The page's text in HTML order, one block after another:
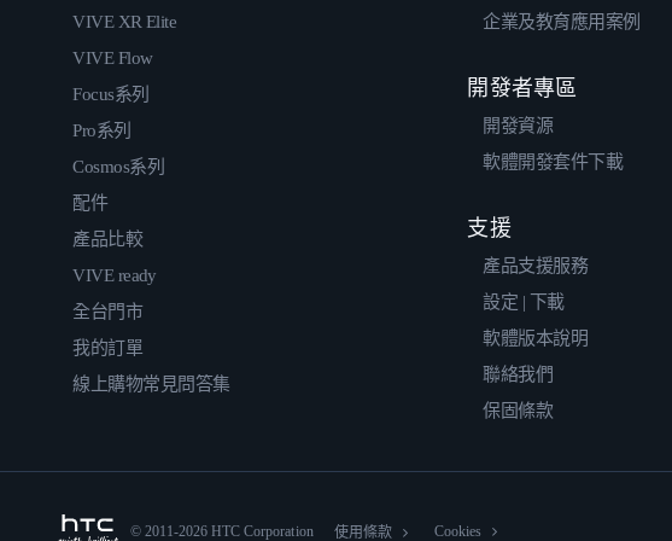
VIVE XR Elite
VIVE Flow
Focus系列
Pro系列
Cosmos系列
配件
產品比較
VIVE ready
全台門市
我的訂單
線上購物常見問答集
企業及教育應用案例
開發者專區
開發資源
軟體開發套件下載
支援
產品支援服務
設定 | 下載
軟體版本說明
聯絡我們
保固條款
© 2011-2026 HTC Corporation 使用條款 Cookies